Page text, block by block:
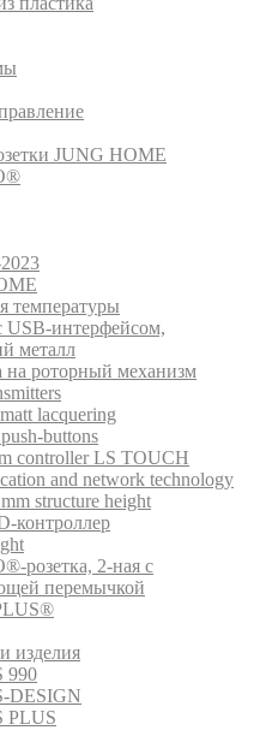
JUNG HOME
температуры
USB-интерфейсом,
металл
на роторный механизм
lacquering
buttons
controller LS TOUCH
and network technology
structure height
контроллер
розетка, 2-ная с
перемычкой
изделия
990
DESIGN
PLUS